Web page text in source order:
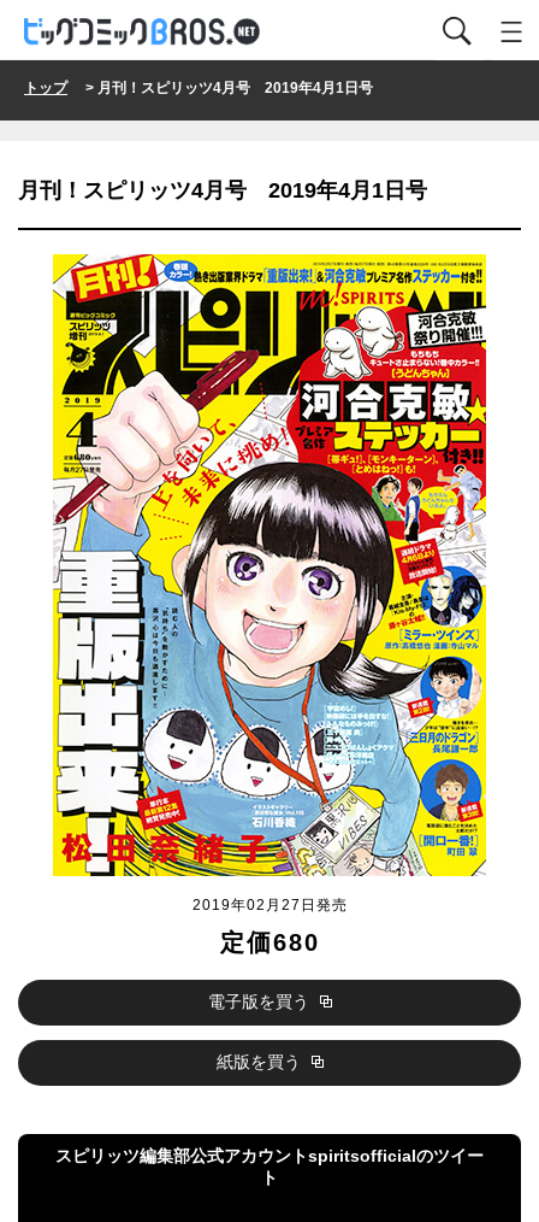
トップ> 月刊！スピリッツ4月号 2019年4月1日号
月刊！スピリッツ4月号 2019年4月1日号
2019年02月27日発売
定価680
電子版を買う
紙版を買う
スピリッツ編集部公式アカウントspiritsofficialのツイー
ト